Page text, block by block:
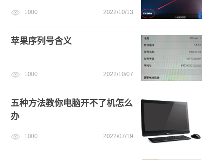
1000 2022/10/13
苹果序列号含义
1000 2022/10/07
五种方法教你电脑开不了机怎么
办
1000 2022/07/19